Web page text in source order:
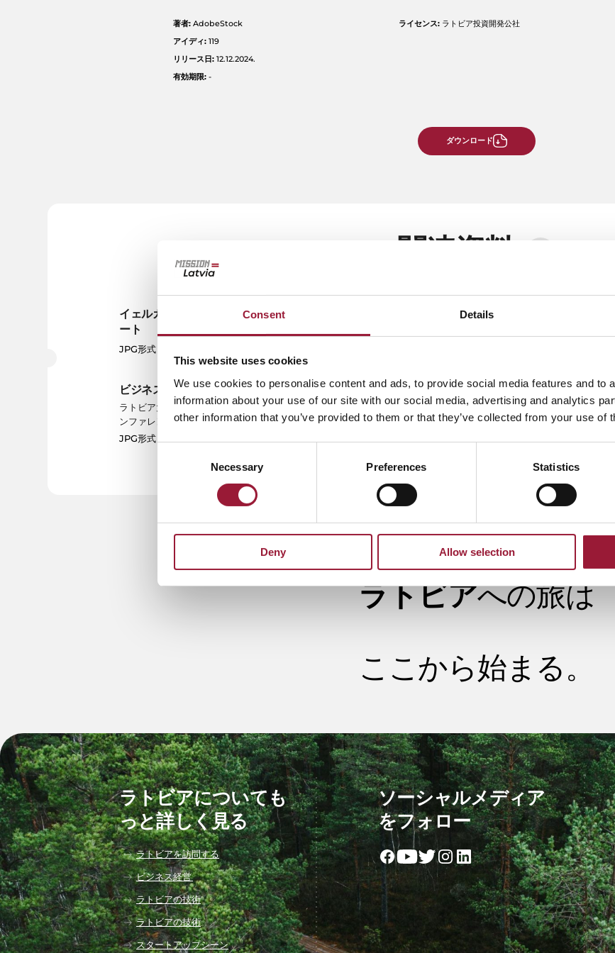
Consent Details
This website uses cookies
We use cookies to personalise content and ads, to provide social media features and to
information about your use of our site with our social media, advertising and analytics
other information that you’ve provided to them or that they’ve collected from your use of
Necessary Preferences Statistics
Deny Allow selection
著者: AdobeStock
アイディ: 119
リリース日: 12.12.2024.
有効期限: -
ライセンス: ラトビア投資開発公社
ダウンロード
関連資料
イェルガヴァの民俗舞踏コンサ
ート
JPG形式
JPG形式
TechChillカンファレンス
ビジネスカンファレンス
ラトビア大学科学会館でのビジネスカ
ンファレンス
JPG形式
クリスマスマーケット
ドーム広場のクリスマスマーケット
JPG形式
ラトビア大学科学会館
ラトビアへの旅は
ここから始まる。
ラトビアについても
っと詳しく見る
ラトビアを訪問する
ビジネス経営
ラトビアの技術
ラトビアの技術
スタートアップシーン
ソーシャルメディア
をフォロー